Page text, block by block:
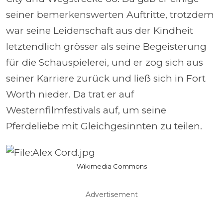
seiner bemerkenswerten Auftritte, trotzdem
war seine Leidenschaft aus der Kindheit
letztendlich grösser als seine Begeisterung
für die Schauspielerei, und er zog sich aus
seiner Karriere zurück und ließ sich in Fort
Worth nieder. Da trat er auf
Westernfilmfestivals auf, um seine
Pferdeliebe mit Gleichgesinnten zu teilen.
Wikimedia Commons
Advertisement